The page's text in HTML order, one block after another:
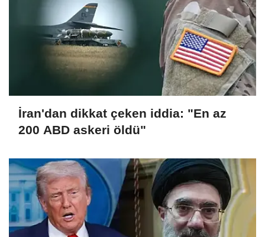
İran'dan dikkat çeken iddia: "En az
200 ABD askeri öldü"